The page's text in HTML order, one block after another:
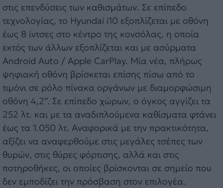
στις επενδύσεις των καθισμάτων. Σε επίπεδο
τεχνολογίας, το Hyundai i10 εξοπλίζεται με οθόνη
έως 8 ίντσες στο κέντρο της κονσόλας, η οποία
εκτός των άλλων εξοπλίζεται και με ασύρματα
Android Auto / Apple CarPlay. Μία νέα, πλήρως
ψηφιακή οθόνη βρίσκεται επίσης πίσω από το
τιμόνι σε ρόλο πίνακα οργάνων με διαμορφώσιμη
οθόνη 4,2”. Σε επίπεδο χώρων, ο όγκος αγγίζει τα
252 λτ. και με τα αναδιπλούμενα καθίσματα φτάνει
έως τα 1.050 λτ. Αναφορικά με την πρακτικότητα,
αξίζει να αναφερθούμε στις μεγάλες τσέπες των
θυρών, στις θύρες φόρτισης, αλλά και στις
ποτηροθήκες, οι οποίες βρίσκονται σε σημείο που
δεν εμποδίζει την πρόσβαση στον επιλογέα.